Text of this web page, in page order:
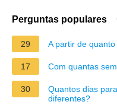
Perguntas populares
29 A partir de
17 Com quantas
30
Quantos dias
diferentes?